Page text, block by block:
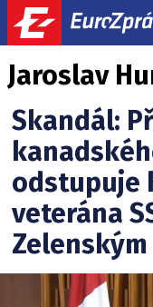
Jaroslav
Skandál:
odstupuje
veterána
Zelenským